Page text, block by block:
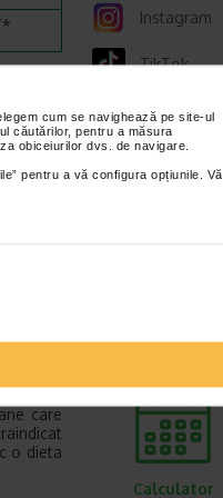
cum se navighează pe site-ul
căutărilor, pentru a măsura
obiceiurilor dvs. de navigare.
pentru a vă configura opțiunile. Vă
acid
flori
care
o dieta
Instagram
TikTok
Whatsapp
sarcina
Calculator